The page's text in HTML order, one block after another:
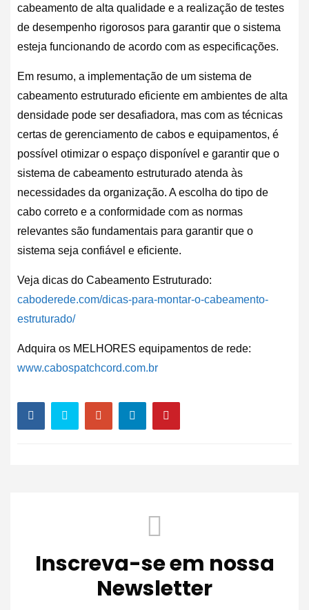
cabeamento de alta qualidade e a realização de testes
de desempenho rigorosos para garantir que o sistema
esteja funcionando de acordo com as especificações.
Em resumo, a implementação de um sistema de
cabeamento estruturado eficiente em ambientes de alta
densidade pode ser desafiadora, mas com as técnicas
certas de gerenciamento de cabos e equipamentos, é
possível otimizar o espaço disponível e garantir que o
sistema de cabeamento estruturado atenda às
necessidades da organização. A escolha do tipo de
cabo correto e a conformidade com as normas
relevantes são fundamentais para garantir que o
sistema seja confiável e eficiente.
Veja dicas do Cabeamento Estruturado:
caboderede.com/dicas-para-montar-o-cabeamento-
estruturado/
Adquira os MELHORES equipamentos de rede:
www.cabospatchcord.com.br
Inscreva-se em nossa
Newsletter